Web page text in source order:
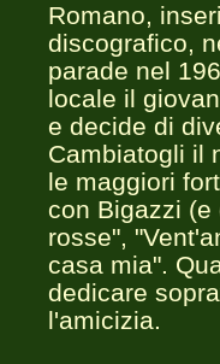
Romano,
discografico,
parade nel
locale il
e decide di
Cambiatogli il
le maggiori
con Bigazzi
rosse",
casa mia".
dedicare
l'amicizia.